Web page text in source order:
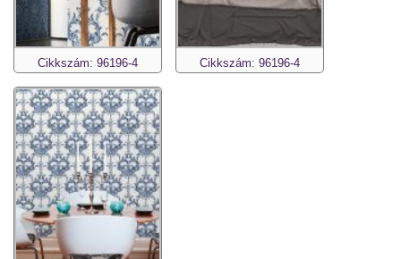
Cikkszám: 96196-4 Cikkszám: 96196-4